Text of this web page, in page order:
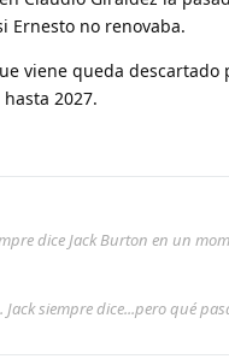
Ernesto no renovaba.
viene queda descartado
2027.
dice Jack Burton en un
Jack siempre dice...pero qué